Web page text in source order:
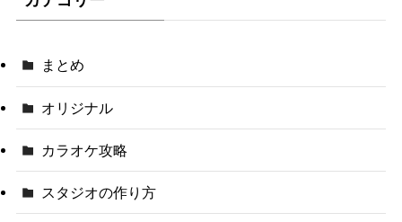
まとめ
オリジナル
カラオケ攻略
スタジオの作り方